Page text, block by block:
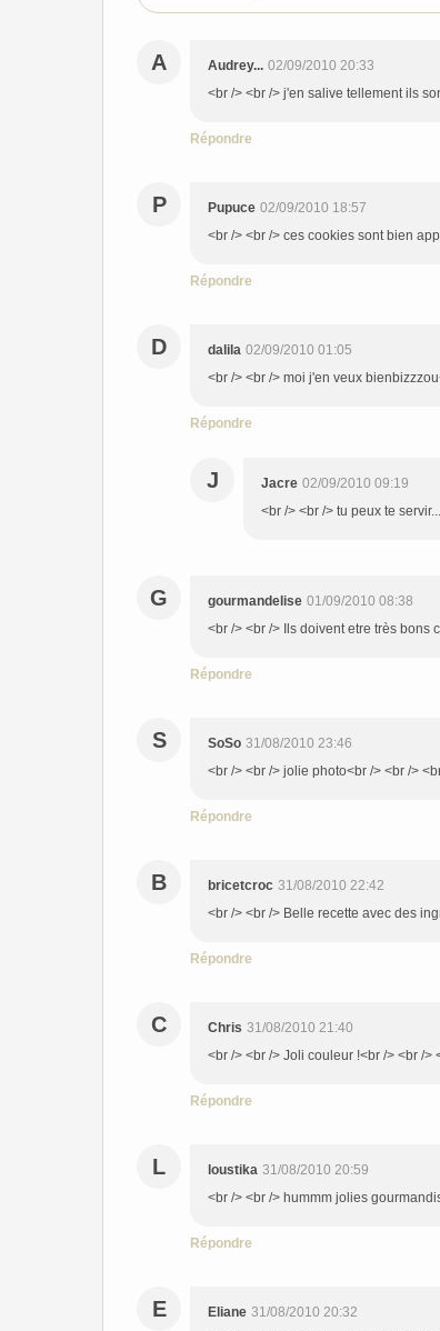
A Audrey... 02/09/2010 20:33
<br /> <br /> j'en salive tellement ils
Répondre
P Pupuce 02/09/2010 18:57
<br /> <br /> ces cookies sont bien
Répondre
D dalila 02/09/2010 01:05
<br /> <br /> moi j'en veux
Répondre
J Jacre 02/09/2010 09:19
<br /> <br /> tu peux te
G gourmandelise 01/09/2010 08:38
<br /> <br /> Ils doivent etre très bons
Répondre
S SoSo 31/08/2010 23:46
<br /> <br /> jolie photo<br /> <br />
Répondre
B bricetcroc 31/08/2010 22:42
<br /> <br /> Belle recette avec des
Répondre
C Chris 31/08/2010 21:40
<br /> <br /> Joli couleur !<br /> <br />
Répondre
L loustika 31/08/2010 20:59
<br /> <br /> hummm jolies
Répondre
E Eliane 31/08/2010 20:32